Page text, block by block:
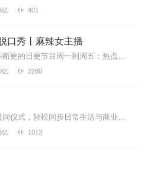
亿 401
口秀丨麻辣女主播
宇宙不爆炸绝对不断更的日更节目周一到周五：热点新闻一锅端周末：听众投稿话题探讨随便闲聊>>>不知道怎么进主播橱窗购买零食的点击我哟，点我点我！<<<马栏山...
亿 2280
一个十五分钟的晨间仪式，轻松同步日常生活与商业世界。这是一档由声动活泼出品的清晨播客节目，在工作日的早晨，为你带来与日常生活息息相关的商业科技轻解读，开启能量满...
亿 1013